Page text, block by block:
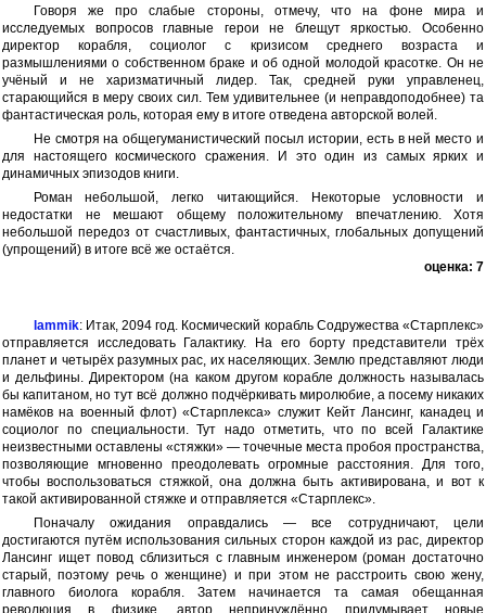
Говоря же про слабые стороны, отмечу, что на фоне мира и
исследуемых вопросов главные герои не блещут яркостью. Особенно
директор корабля, социолог с кризисом среднего возраста и
размышлениями о собственном браке и об одной молодой красотке. Он не
учёный и не харизматичный лидер. Так, средней руки управленец,
старающийся в меру своих сил. Тем удивительнее (и неправдоподобнее) та
фантастическая роль, которая ему в итоге отведена авторской волей.
Не смотря на общегуманистический посыл истории, есть в ней место и
для настоящего космического сражения. И это один из самых ярких и
динамичных эпизодов книги.
Роман небольшой, легко читающийся. Некоторые условности и
недостатки не мешают общему положительному впечатлению. Хотя
небольшой передоз от счастливых, фантастичных, глобальных допущений
(упрощений) в итоге всё же остаётся.
оценка: 7
lammik: Итак, 2094 год. Космический корабль Содружества «Старплекс»
отправляется исследовать Галактику. На его борту представители трёх
планет и четырёх разумных рас, их населяющих. Землю представляют люди
и дельфины. Директором (на каком другом корабле должность называлась
бы капитаном, но тут всё должно подчёркивать миролюбие, а посему никаких
намёков на военный флот) «Старплекса» служит Кейт Лансинг, канадец и
социолог по специальности. Тут надо отметить, что по всей Галактике
неизвестными оставлены «стяжки» — точечные места пробоя пространства,
позволяющие мгновенно преодолевать огромные расстояния. Для того,
чтобы воспользоваться стяжкой, она должна быть активирована, и вот к
такой активированной стяжке и отправляется «Старплекс».
Поначалу ожидания оправдались — все сотрудничают, цели
достигаются путём использования сильных сторон каждой из рас, директор
Лансинг ищет повод сблизиться с главным инженером (роман достаточно
старый, поэтому речь о женщине) и при этом не расстроить свою жену,
главного биолога корабля. Затем начинается та самая обещанная
революция в физике, автор непринуждённо придумывает новые